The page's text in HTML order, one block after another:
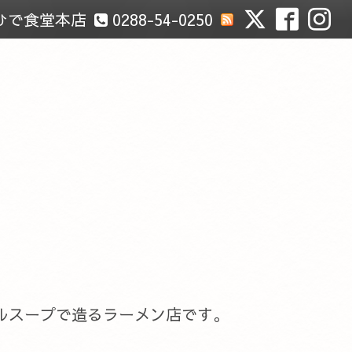
0288-54-0250
で食堂本店
ープで造るラーメン店です。